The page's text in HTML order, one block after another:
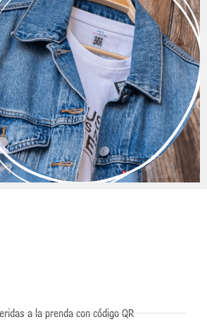
a la prenda con código QR